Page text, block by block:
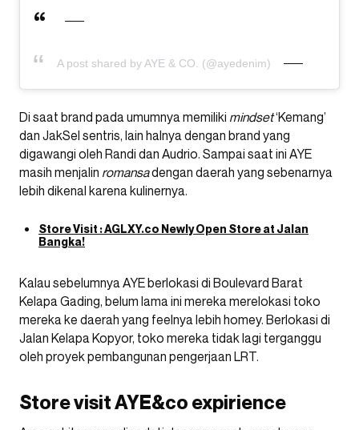
A post shared by AYE & CO. (@ayedenim)
Di saat brand pada umumnya memiliki mindset‘Kemang’
dan JakSel sentris, lain halnya dengan brand yang
digawangi oleh Randi dan Audrio. Sampai saat ini AYE
masih menjalin romansadengan daerah yang sebenarnya
lebih dikenal karena kulinernya.
Store Visit : AGLXY.co Newly Open Store at Jalan
Bangka!
Kalau sebelumnya AYE berlokasi di Boulevard Barat
Kelapa Gading, belum lama ini mereka merelokasi toko
mereka ke daerah yang feelnya lebih homey. Berlokasi di
Jalan Kelapa Kopyor, toko mereka tidak lagi terganggu
oleh proyek pembangunan pengerjaan LRT.
Store visit AYE&co expirience